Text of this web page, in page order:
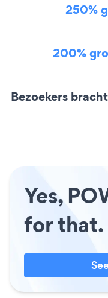
250%
200%
Bezoekers
Yes,
for that.